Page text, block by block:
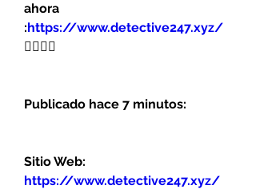
ahora
:https://www.detective247.xyz/
👈🏻👈🏻
Publicado hace 7 minutos:
Sitio Web:
https://www.detective247.xyz/